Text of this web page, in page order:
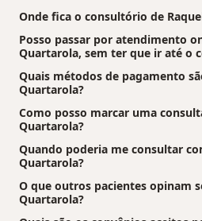
Onde fica o consultório de
Posso passar por atendimento
Quartarola, sem ter que ir até o
Quais métodos de pagamento
Quartarola?
Como posso marcar uma
Quartarola?
Quando poderia me consultar
Quartarola?
O que outros pacientes opinam
Quartarola?